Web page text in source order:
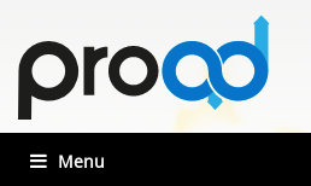
Toggle navigation